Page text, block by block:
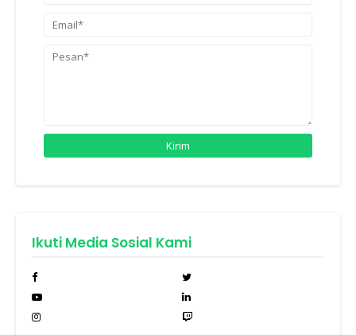
Ikuti Media Sosial Kami